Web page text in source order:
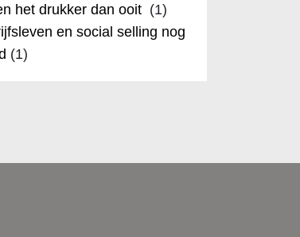
het drukker dan ooit (1)
en social selling nog
(1)